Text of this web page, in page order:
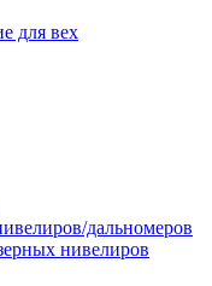
для вех
дальномеров
нивелиров